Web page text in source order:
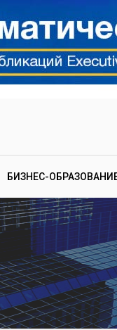
БИЗНЕС-